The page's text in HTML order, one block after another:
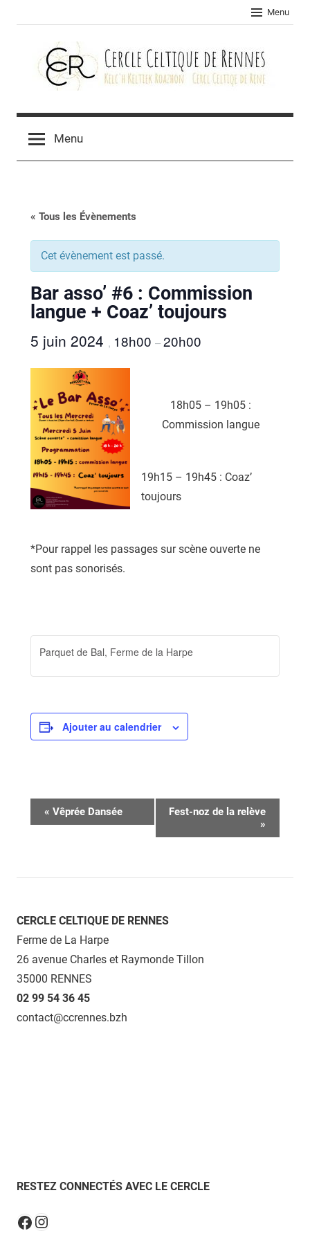
Menu
Cercle
celtique
Rennes
Menu
« Tous les Évènements
Cet évènement est passé.
Bar asso’ #6 : Commission
langue + Coaz’ toujours
5 juin 2024 , 18h00 –20h00
18h05 – 19h05 :
Commission langue
19h15 – 19h45 : Coaz’
toujours
*Pour rappel les passages sur scène ouverte ne
sont pas sonorisés.
Parquet de Bal, Ferme de la Harpe
Ajouter au calendrier
Navigation
« Vêprée Dansée
Fest-noz de la relève
»
CERCLE CELTIQUE DE RENNES
Ferme de La Harpe
26 avenue Charles et Raymonde Tillon
35000 RENNES
02 99 54 36 45
contact@ccrennes.bzh
RESTEZ CONNECTÉS AVEC LE CERCLE
Facebook
Instagram